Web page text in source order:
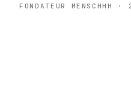
FONDATEUR MENSCHHH